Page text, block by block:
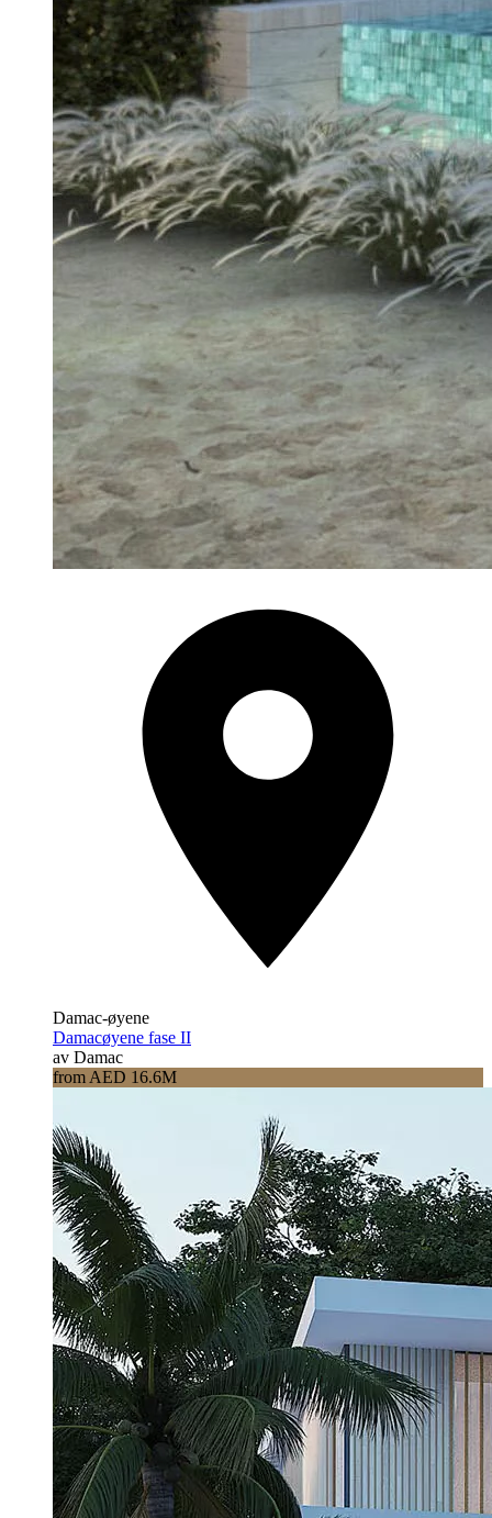
Damac-øyene
Damacøyene fase II
av Damac
from AED 16.6M